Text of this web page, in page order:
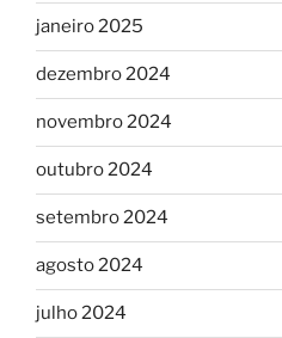
janeiro 2025
dezembro 2024
novembro 2024
outubro 2024
setembro 2024
agosto 2024
julho 2024